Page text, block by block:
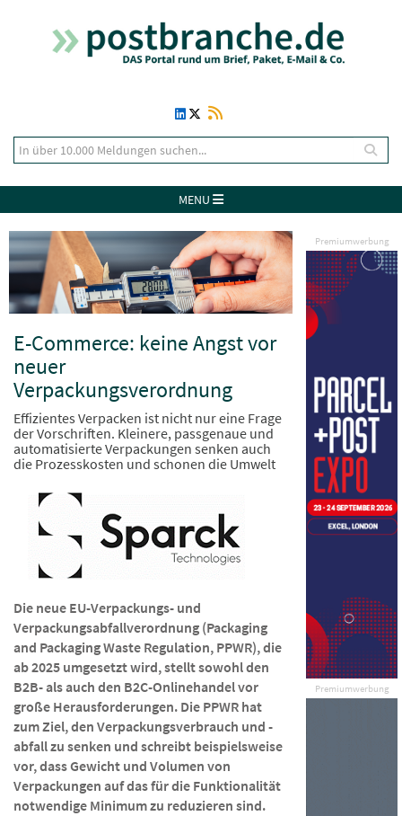
MENU
Premiumwerbung
Premiumwerbung
E-Commerce: keine Angst vor
neuer
Verpackungsverordnung
Effizientes Verpacken ist nicht nur eine Frage
der Vorschriften. Kleinere, passgenaue und
automatisierte Verpackungen senken auch
die Prozesskosten und schonen die Umwelt
Die neue EU-Verpackungs- und
Verpackungsabfallverordnung (Packaging
and Packaging Waste Regulation, PPWR), die
ab 2025 umgesetzt wird, stellt sowohl den
B2B- als auch den B2C-Onlinehandel vor
große Herausforderungen. Die PPWR hat
zum Ziel, den Verpackungsverbrauch und -
abfall zu senken und schreibt beispielsweise
vor, dass Gewicht und Volumen von
Verpackungen auf das für die Funktionalität
notwendige Minimum zu reduzieren sind.